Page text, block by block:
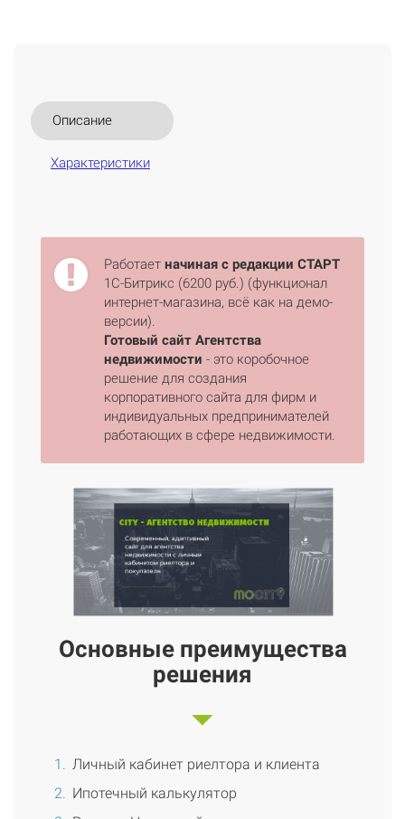
Описание
Характеристики
Работает начиная с редакции СТАРТ
1С-Битрикс (6200 руб.) (функционал
интернет-магазина, всё как на демо-
версии).
Готовый сайт Агентства
недвижимости - это коробочное
решение для создания
корпоративного сайта для фирм и
индивидуальных предпринимателей
работающих в сфере недвижимости.
Основные преимущества
решения
Личный кабинет риелтора и клиента
Ипотечный калькулятор